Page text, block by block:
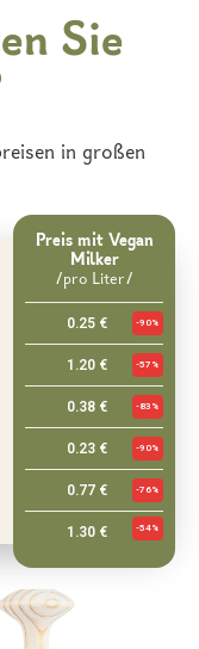
Sie
in großen
Preis mit Vegan
Milker
/pro Liter/
0.25 € -90%
1.20 € -57%
0.38 € -83%
0.23 € -90%
0.77 € -76%
1.30 € -54%